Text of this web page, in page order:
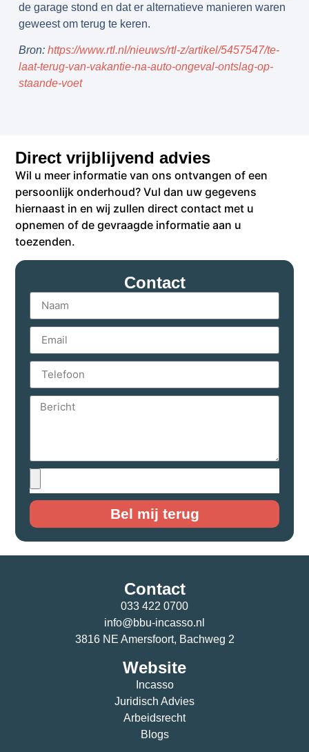
de garage stond en dat er alternatieve manieren waren
geweest om terug te keren.
Bron: https://www.rtl.nl/nieuws/rtl-z/artikel/5457547/te-
laat-terug-van-vakantie-na-auto-ongeval-ontslag-op-
staande-voet
Direct vrijblijvend advies
Wil u meer informatie van ons ontvangen of een
persoonlijk onderhoud? Vul dan uw gegevens
hiernaast in en wij zullen direct contact met u
opnemen of de gevraagde informatie aan u
toezenden.
Contact
Bel mij terug
Contact
033 422 0700
info@bbu-incasso.nl
3816 NE Amersfoort, Bachweg 2
Website
Incasso
Juridisch Advies
Arbeidsrecht
Blogs